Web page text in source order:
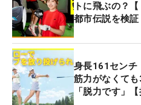
トに飛ぶの？
都市伝説を検証
身長161セン
筋力がなくて
「脱力です」